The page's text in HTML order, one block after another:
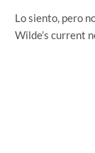
Lo siento, pero
Wilde’s current